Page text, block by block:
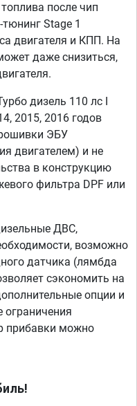
после чип
Stage 1
двигателя и КПП. На
даже снизиться,
дизель 110 лс I
2015, 2016 годов
ЭБУ
двигателем) и не
в конструкцию
фильтра DPF или
ДВС,
возможно
датчика (лямбда
сэкономить на
опции и
прибавки можно